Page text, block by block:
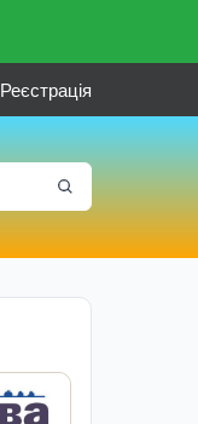
Реєстрація